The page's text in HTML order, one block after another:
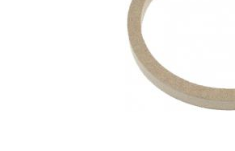
ACR HCA-35S (Svart)
35mm fintrådig OFC kabel i svart färg.